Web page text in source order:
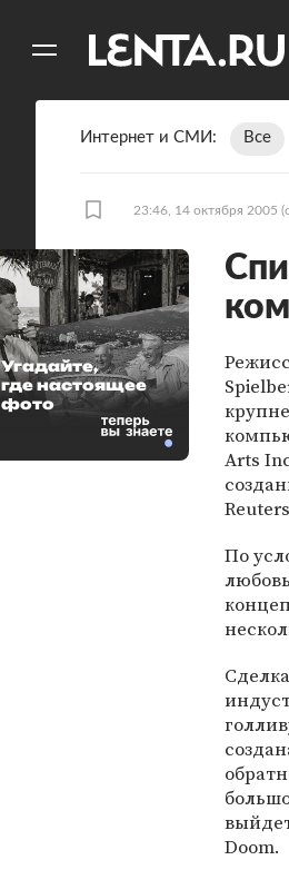
Интернет и СМИ Все
23:46, 14 октября 2005
Arts
По
Doom.
Угадайте,
где настоящее
фото